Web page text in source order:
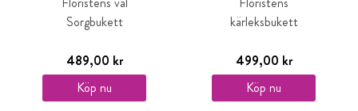
Sorgbukett
489,00 kr
Köp nu
kärleksbukett
499,00 kr
Köp nu